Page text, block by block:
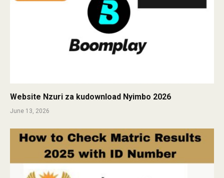
Website Nzuri za kudownload Nyimbo 2026
June 13, 2026